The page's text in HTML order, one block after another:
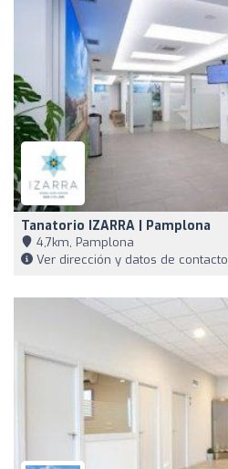
Tanatorio IZARRA | Pamplona
4,7km, Pamplona
Ver dirección y datos de contacto